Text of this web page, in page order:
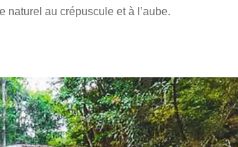
naturel au crépuscule et à l’aube.